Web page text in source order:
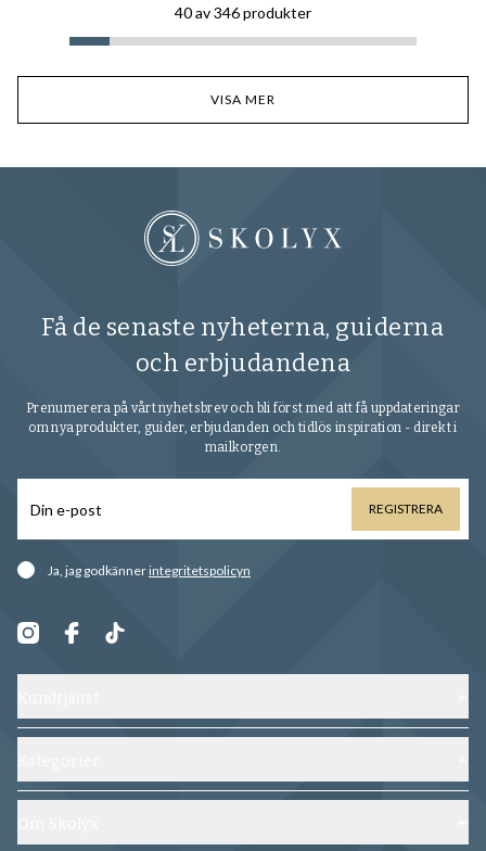
40av346produkter
VISA MER
Få de senaste nyheterna, guiderna
och erbjudandena
Prenumerera på vårt nyhetsbrev och bli först med att få uppdateringar
om nya produkter, guider, erbjudanden och tidlös inspiration - direkt i
mailkorgen.
REGISTRERA
Ja, jag godkännerintegritetspolicyn
Kontakta oss
Vanliga frågor
Skor